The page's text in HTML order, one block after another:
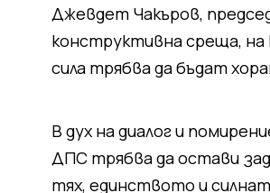
Джевдет Чакъров,
конструктивна среща, на
сила трябва да бъдат
В дух на диалог и
ДПС трябва да остави
тях, единството и